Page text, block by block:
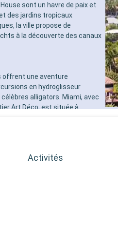
sont un havre de paix et
des jardins tropicaux
la ville propose de
à la découverte des canaux
offrent une aventure
en hydroglisseur
alligators. Miami, avec
Art Déco, est située à
Activités